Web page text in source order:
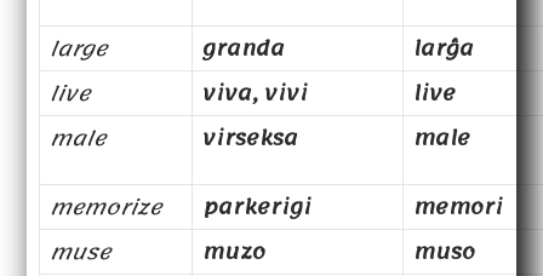
large
granda
larĝa
live
viva, vivi
live
male
virseksa
male
memorize
parkerigi
memori
muse
muzo
muso